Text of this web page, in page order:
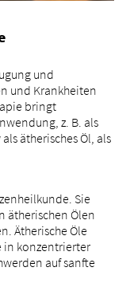
und
und Krankheiten
bringt
z. B. als
ätherisches Öl, als
Sie
ätherischen Ölen
Ätherische Öle
in konzentrierter
auf sanfte